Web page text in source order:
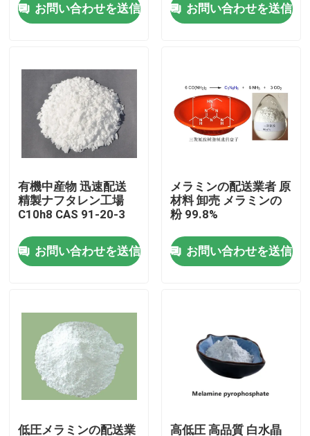
ビデオ
工場 ツアー
品質管理
引金 を 求め て ください
プラスチック マスタ・バッチ
プラスチック微粒の原料
お問い合わせを送信 お問い合わせを送信
有機中産物 迅速配送
精製ナフタレン工場
C10h8 CAS 91-20-3
お問い合わせを送信
メラミンの配送業者 原
材料 卸売 メラミンの
粉 99.8%
お問い合わせを送信
低圧メラミンの配送業 高低圧 高品質 白水晶